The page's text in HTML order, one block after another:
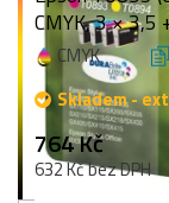
CMYK, 3 × 3,5
CMYK
Skladem -
764 Kč
632 Kč bez DPH